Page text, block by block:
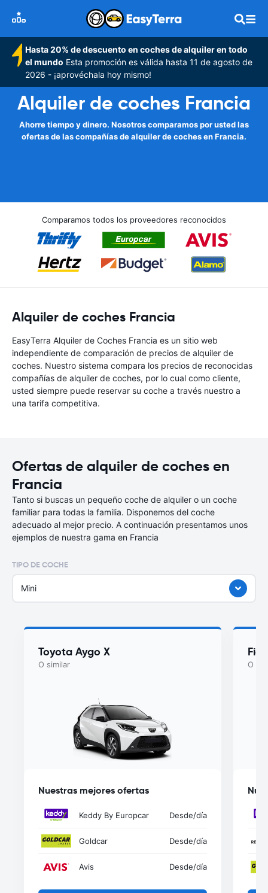
Hasta 20% de descuento en coches de alquiler en todo
el mundo Esta promoción es válida hasta 11 de agosto de
2026 - ¡aprovéchala hoy mismo!
Alquiler de coches Francia
Ahorre tiempo y dinero. Nosotros comparamos por usted las
ofertas de las compañías de alquiler de coches en Francia.
Comparamos todos los proveedores reconocidos
Alquiler de coches Francia
EasyTerra Alquiler de Coches Francia es un sitio web
independiente de comparación de precios de alquiler de
coches. Nuestro sistema compara los precios de reconocidas
compañías de alquiler de coches, por lo cual como cliente,
usted siempre puede reservar su coche a través nuestro a
una tarifa competitiva.
Ofertas de alquiler de coches en
Francia
Tanto si buscas un pequeño coche de alquiler o un coche
familiar para todas la familia. Disponemos del coche
adecuado al mejor precio. A continuación presentamos unos
ejemplos de nuestra gama en Francia
TIPO DE COCHE
Mini
Toyota Aygo X
O similar
Nuestras mejores ofertas
Keddy By Europcar Desde/día
Goldcar Desde/día
Avis Desde/día
O